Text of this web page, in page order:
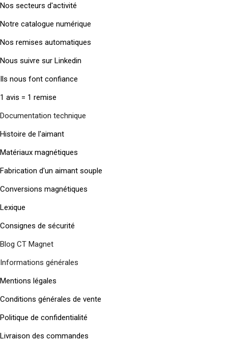
Nos secteurs d'activité
Notre catalogue numérique
Nos remises automatiques
Nous suivre sur Linkedin
Ils nous font confiance
1 avis = 1 remise
Documentation technique
Histoire de l'aimant
Matériaux magnétiques
Fabrication d'un aimant souple
Conversions magnétiques
Lexique
Consignes de sécurité
Blog CT Magnet
Informations générales
Mentions légales
Conditions générales de vente
Politique de confidentialité
Livraison des commandes